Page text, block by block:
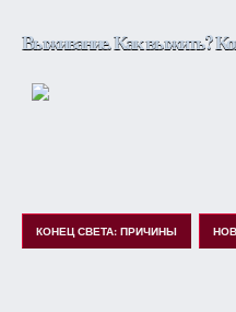
Выживание. Как выжить?
КОНЕЦ СВЕТА: ПРИЧИНЫ